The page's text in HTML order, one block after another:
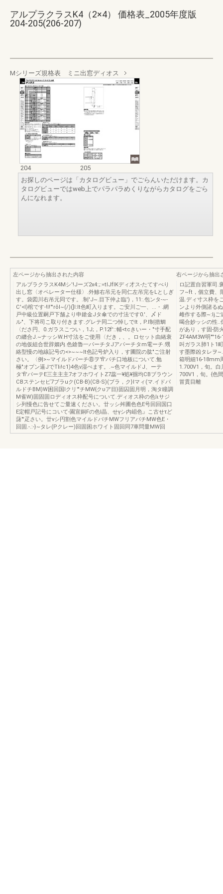
アルプラクラスK4（2×4） 価格表_2005年度版
204-205(206-207)
Mシリーズ規格表 ミニ出窓ディオス
204
205
お探しのページは「カタログビュー」でごらんいただけます。カ
タログビューではweb上でパラパラめくりながらカタログをごら
んになれます。
左ページから抽出された内容
アルブラクラスK4Mシ'!Jーズ2x4:;:=tlJfIKディ才ス-たてすべり
出し窓〈オペレーター仕様〉.外鯵右吊元を同仁左吊完をLとしぎ
す。袋図川右吊元同です。.制'J~.目下仲よ臨')，11:.包ンタ-~-
C'<l)棺です-!I!"'rõl~(/)(]I:lt色町入ります。ご安川ご一、...・.網
戸中級位置嗣戸下舗より申鎗金Jタ傘での寸法です0.'、〆ド
ル"、下将司こ取り付きます.グレテ同二つ悼しでIt，P.l制措鯛
〈ださ円、0.ガラスこつい，1J;，P.12f'::輔<tcきいー・"寸手配
の纏合J.~ナッシW.H寸法をご使用〈だき，、。ロセット由緒衰
の地仮組合世辞姻内.色鎗魯一パーチタJアパーチタm電ーチ.甥
絡型慢の地線記号の<>~~~It色記号炉入り，す圃院の肱"ご注射
さい。〈例>~マイルドパーチ⑧ヲ'fl'パチ口地板について.勉
極"オプン逼JでTIi!c1)4色v湿ぺます。.~色マイルドJ、ーテ
タ'fl'パーテE三主主主7オフホワイトZ7蕊一¥処¥掴均CBブラウン
CBステンセピ7ブラuク(CB-B)(CB-S)(ブラ，ク}Iマィ(マ.イドパ
ルドチBM)W困回国lクリ'"チMW{クυア目}固囚固月明，淘タ瞳調
M雀W)固固固ロディオス枠配号について.ディオス枠の色lιサジ
シ列慢色に告せてご量速ください。廿ッシ舛圃色色E号回回国口
E定帽戸記号にコいて-園宣銅Fの色l晶、せγシ内岨色』こ古せτど
藷"'疋さい。廿νシ円割色マイルドバチMWフリアバチMW色E・
回固.-.:-}~タレ(Pクレー)回固困ホワイト固回同7車問量MW回
右ページから抽出
ロ記置自習軍司.
フ~ft，個立費、
温.ディ寸ス枠を
ンより外側諸る
雌作する際~:Ijご
喝合妙ッシの性..
があり，す固-防
ZF4AM3W明
叫ガラス肺1ト1
す墨際凶タレヲ
箱明細16-18mm
1.700V1，旬。
700V1，旬。{色
冒貫目離